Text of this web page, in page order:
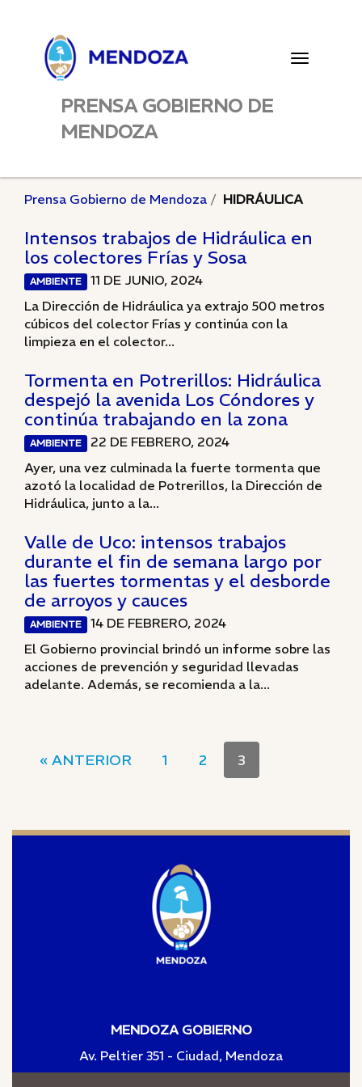
Toggle
PRENSA GOBIERNO DE
MENDOZA
Prensa Gobierno de Mendoza HIDRÁULICA
Intensos trabajos de Hidráulica en
los colectores Frías y Sosa
AMBIENTE
11 DE JUNIO, 2024
La Dirección de Hidráulica ya extrajo 500 metros
cúbicos del colector Frías y continúa con la
limpieza en el colector...
Tormenta en Potrerillos: Hidráulica
despejó la avenida Los Cóndores y
continúa trabajando en la zona
AMBIENTE
22 DE FEBRERO, 2024
Ayer, una vez culminada la fuerte tormenta que
azotó la localidad de Potrerillos, la Dirección de
Hidráulica, junto a la...
Valle de Uco: intensos trabajos
durante el fin de semana largo por
las fuertes tormentas y el desborde
de arroyos y cauces
AMBIENTE
14 DE FEBRERO, 2024
El Gobierno provincial brindó un informe sobre las
acciones de prevención y seguridad llevadas
adelante. Además, se recomienda a la...
« ANTERIOR 1 2 3
MENDOZA GOBIERNO
Av. Peltier 351 - Ciudad, Mendoza